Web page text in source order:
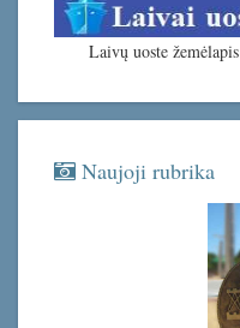
Laivų uoste žemėlapis
Naujoji rubrika